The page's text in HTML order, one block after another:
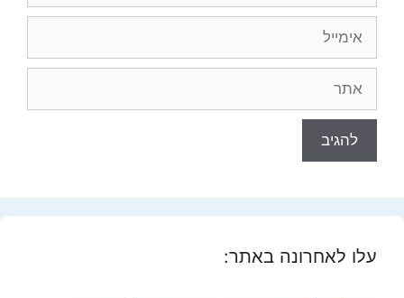
עלו לאחרונה באתר: